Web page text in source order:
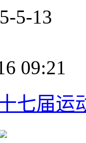
5-13
09:21
七届运